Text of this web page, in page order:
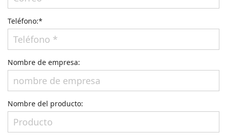
Teléfono:*
Nombre de empresa:
Nombre del producto: